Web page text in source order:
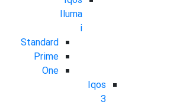
Iluma
i
Standard
Prime
One
Iqos
3